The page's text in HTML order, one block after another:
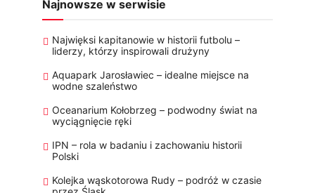
Najnowsze w serwisie
Najwięksi kapitanowie w historii futbolu –
liderzy, którzy inspirowali drużyny
Aquapark Jarosławiec – idealne miejsce na
wodne szaleństwo
Oceanarium Kołobrzeg – podwodny świat na
wyciągnięcie ręki
IPN – rola w badaniu i zachowaniu historii
Polski
Kolejka wąskotorowa Rudy – podróż w czasie